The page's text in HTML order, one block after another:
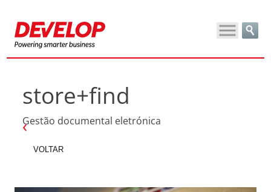
store+find
Gestão documental eletrónica
VOLTAR